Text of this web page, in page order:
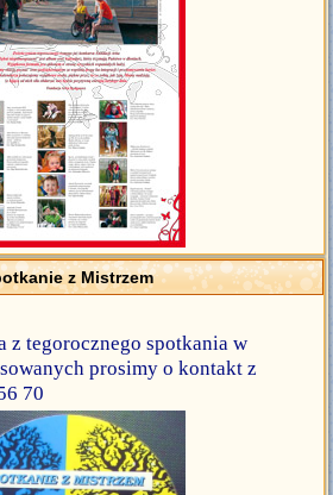
z Mistrzem
z tegorocznego spotkania w
prosimy o kontakt z
70